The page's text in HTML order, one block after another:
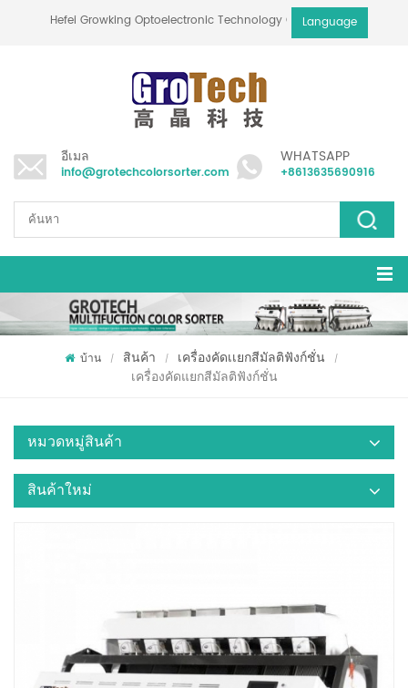
Hefei Growking Optoelectronic Technology Co.,Ltd
Language
อีเมล
info@grotechcolorsorter.com
WHATSAPP
+8613635690916
บ้าน / สินค้า / เครื่องคัดเเยกสีมัลติฟังก์ชั่น /
เครื่องคัดแยกสีมัลติฟังก์ชั่น
หมวดหมู่สินค้า
สินค้าใหม่